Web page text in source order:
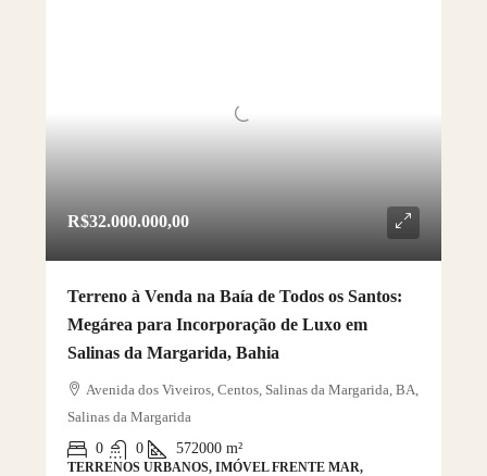
R$32.000.000,00
Terreno à Venda na Baía de Todos os Santos:
Megárea para Incorporação de Luxo em
Salinas da Margarida, Bahia
Avenida dos Viveiros, Centos, Salinas da Margarida, BA,
Salinas da Margarida
0
0 572000 m²
TERRENOS URBANOS, IMÓVEL FRENTE MAR,